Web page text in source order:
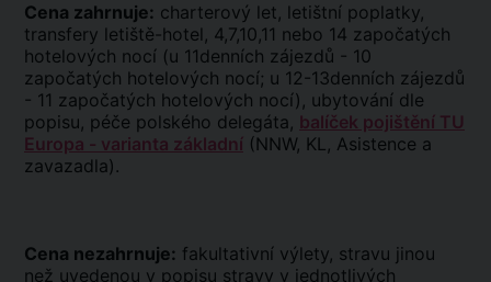
Cena zahrnuje: charterový let, letištní poplatky,
transfery letiště-hotel, 4,7,10,11 nebo 14 započatých
hotelových nocí (u 11denních zájezdů - 10
započatých hotelových nocí; u 12-13denních zájezdů
- 11 započatých hotelových nocí), ubytování dle
popisu, péče polského delegáta, balíček pojištění TU
Europa - varianta základní (NNW, KL, Asistence a
zavazadla).
Cena nezahrnuje: fakultativní výlety, stravu jinou
než uvedenou v popisu stravy v jednotlivých